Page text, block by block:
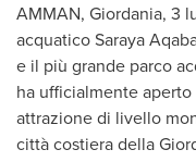
AMMAN, Giordania, 3
acquatico Saraya
e il più grande parco
ha ufficialmente
attrazione di livello
città costiera della